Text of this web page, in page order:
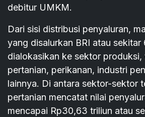
debitur UMKM.
Dari sisi distribusi penyaluran,
yang disalurkan BRI atau sekitar
dialokasikan ke sektor produksi,
pertanian, perikanan, industri
lainnya. Di antara sektor-sektor
pertanian mencatat nilai
mencapai Rp30,63 triliun atau